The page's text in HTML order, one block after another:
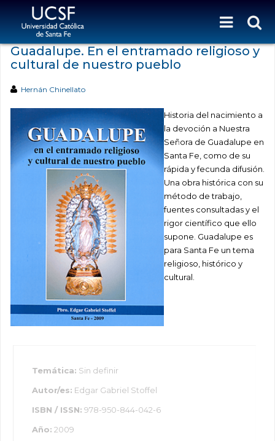
Guadalupe. En el entramado religioso y
cultural de nuestro pueblo
Hernán Chinellato
Historia del nacimiento a
la devoción a Nuestra
Señora de Guadalupe en
Santa Fe, como de su
rápida y fecunda difusión.
Una obra histórica con su
método de trabajo,
fuentes consultadas y el
rigor científico que ello
supone. Guadalupe es
para Santa Fe un tema
religioso, histórico y
cultural.
Temática: Sin definir
Autor/es: Edgar Gabriel Stoffel
ISBN / ISSN: 978-950-844-042-6
Año: 2009